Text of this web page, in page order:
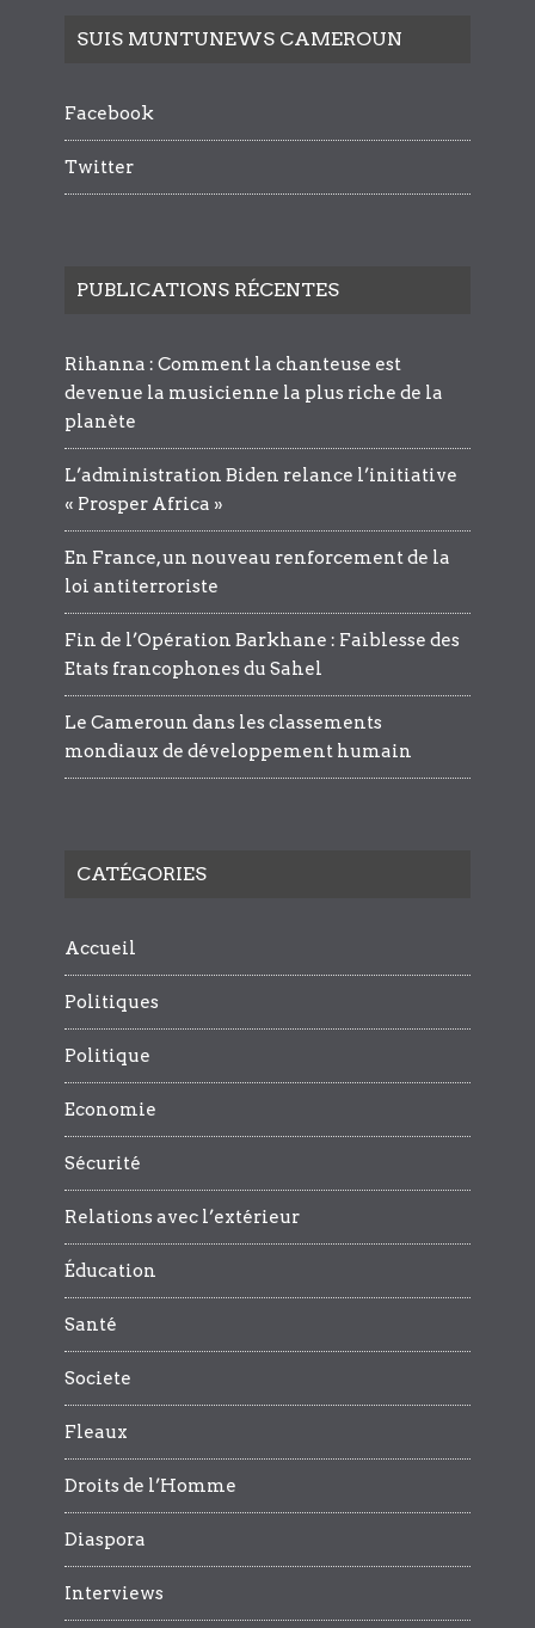
SUIS MUNTUNEWS CAMEROUN
Facebook
Twitter
PUBLICATIONS RÉCENTES
Rihanna : Comment la chanteuse est
devenue la musicienne la plus riche de la
planète
L’administration Biden relance l’initiative
« Prosper Africa »
En France, un nouveau renforcement de la
loi antiterroriste
Fin de l’Opération Barkhane : Faiblesse des
Etats francophones du Sahel
Le Cameroun dans les classements
mondiaux de développement humain
CATÉGORIES
Accueil
Politiques
Politique
Economie
Sécurité
Relations avec l’extérieur
Éducation
Santé
Societe
Fleaux
Droits de l’Homme
Diaspora
Interviews